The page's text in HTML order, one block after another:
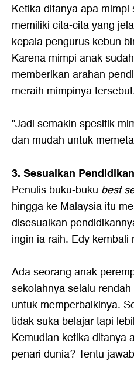
Ketika ditanya apa
memiliki cita-cita yang
kepala pengurus kebun
Karena mimpi anak
memberikan arahan
meraih mimpinya
"Jadi semakin spesifik
dan mudah untuk
3. Sesuaikan Pendidikan
Penulis buku-buku best
hingga ke Malaysia itu
disesuaikan
ingin ia raih. Edy kembali
Ada seorang anak
sekolahnya selalu
untuk memperbaikinya.
tidak suka belajar tapi
Kemudian ketika ditanya
penari dunia? Tentu